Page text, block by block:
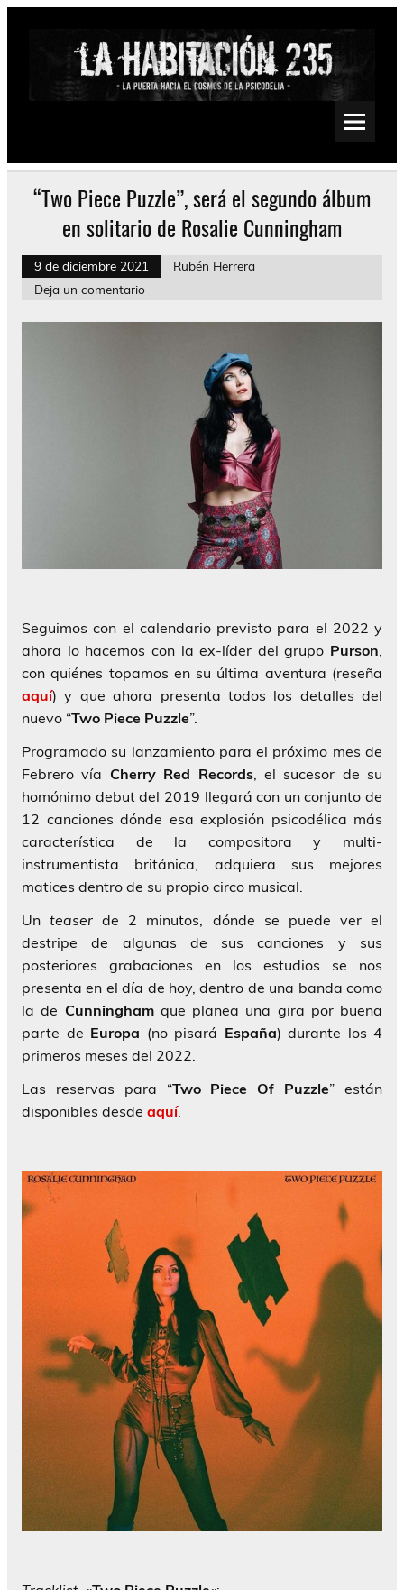
Saltar
Psychedelic, Stoner, Doom, Sludge, Fuzz, Space, Drone
“Two Piece Puzzle”, será el segundo álbum
en solitario de Rosalie Cunningham
9 de diciembre 2021
Rubén Herrera
Deja un comentario
Seguimos con el calendario previsto para el 2022 y
ahora lo hacemos con la ex-líder del grupo Purson
con quiénes topamos en su última aventura (reseña
aquí) y que ahora presenta todos los detalles del
nuevo “Two Piece Puzzle”.
Programado su lanzamiento para el próximo mes de
Febrero vía Cherry Red Records, el sucesor de su
homónimo debut del 2019 llegará con un conjunto de
12 canciones dónde esa explosión psicodélica más
característica de la compositora y multi-
instrumentista británica, adquiera sus mejores
matices dentro de su propio circo musical.
Unteaser de 2 minutos, dónde se puede ver el
destripe de algunas de sus canciones y sus
posteriores grabaciones en los estudios se nos
presenta en el día de hoy, dentro de una banda como
la de Cunninghamque planea una gira por buena
parte de Europa (no pisará España) durante los 4
primeros meses del 2022.
Las reservas para “Two Piece Of Puzzle” están
disponibles desde aquí.